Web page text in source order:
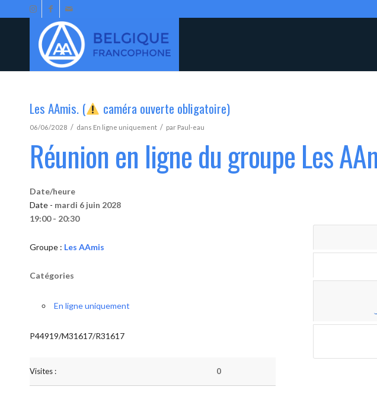
Les AAmis. ( caméra ouverte obligatoire)
06/06/2028 / dans En ligne uniquement / par Paul-eau
Réunion en ligne du groupe Les
Date/heure
Date - mardi 6 juin 2028
19:00 - 20:30
Groupe : Les AAmis
Catégories
En ligne uniquement
P44919/M31617/R31617
Visites : 0